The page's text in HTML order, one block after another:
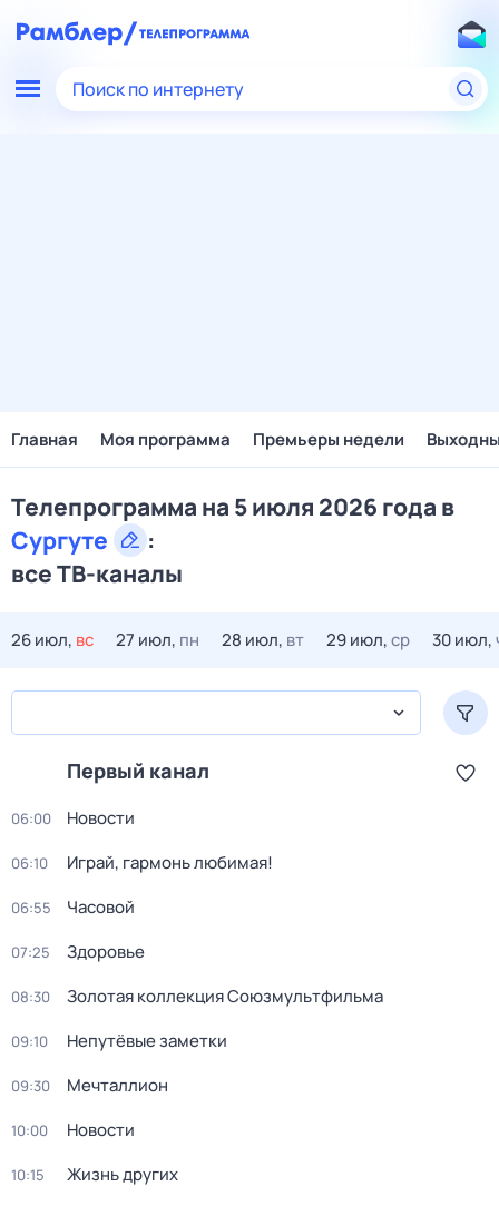
Поиск по интернету
Главная Моя программа Премьеры недели
Телепрограмма на 5 июля 2026 года в
Сургуте
:
все ТВ-каналы
26 июл, вс 27 июл, пн 28 июл, вт 29 июл,ср 30 июл,
Первый канал
06:00 Новости
06:10 Играй, гармонь любимая!
06:55 Часовой
07:25 Здоровье
08:30 Золотая коллекция Союзмультфильма
09:10 Непутёвые заметки
09:30 Мечталлион
10:00 Новости
10:15 Жизнь других